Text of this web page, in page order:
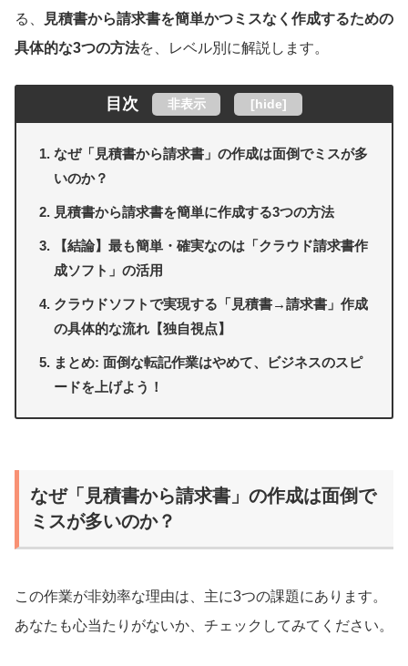
る、
見積書から請求書を簡単かつミスなく作成するための
具体的な3つの方法を、レベル別に解説します。
目次 非表示 [hide]
なぜ「見積書から請求書」の作成は面倒でミスが多
いのか？
見積書から請求書を簡単に作成する3つの方法
【結論】最も簡単・確実なのは「クラウド請求書作
成ソフト」の活用
クラウドソフトで実現する「見積書→請求書」作成
の具体的な流れ【独自視点】
まとめ: 面倒な転記作業はやめて、ビジネスのスピ
ードを上げよう！
なぜ「見積書から請求書」の作成は面倒で
ミスが多いのか？
この作業が非効率な理由は、主に3つの課題にあります。
あなたも心当たりがないか、チェックしてみてください。